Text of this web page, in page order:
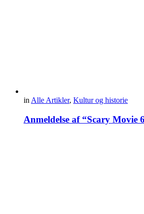
in Alle Artikler, Kultur og historie
Anmeldelse af “Scary Movie